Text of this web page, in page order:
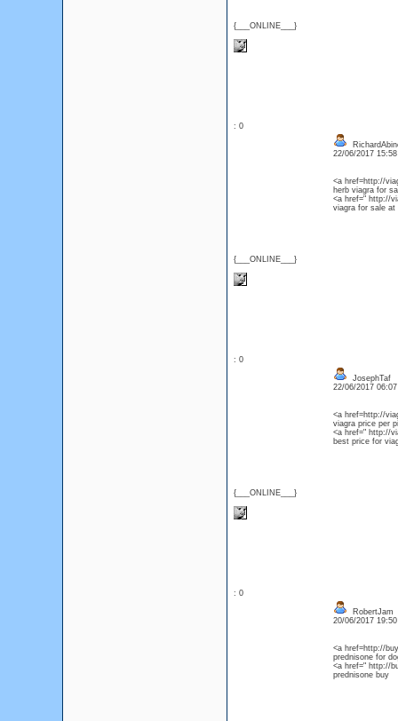
{___ONLINE___}
: 0
{___ONLINE___}
22/06/2017
<a href=http://
herb viagra for
<a href=" http://
viagra for sale at
: 0
{___ONLINE___}
JosephTaf
22/06/2017
<a href=http://
viagra price per
<a href=" http://
best price for
: 0
RobertJam
20/06/2017
<a href=http://
prednisone for
<a href=" http://
prednisone buy